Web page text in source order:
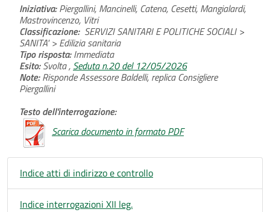
Iniziativa:Piergallini, Mancinelli, Catena, Cesetti, Mangialardi,
Mastrovincenzo, Vitri
Classificazione: SERVIZI SANITARI E POLITICHE SOCIALI >
SANITA' > Edilizia sanitaria
Tipo risposta:Immediata
Esito:Svolta , Seduta n.20 del 12/05/2026
Note:Risponde Assessore Baldelli, replica Consigliere
Piergallini
Testo dell'interrogazione:
Scarica documento in formato PDF
Indice atti di indirizzo e controllo
Indice interrogazioni XII leg.